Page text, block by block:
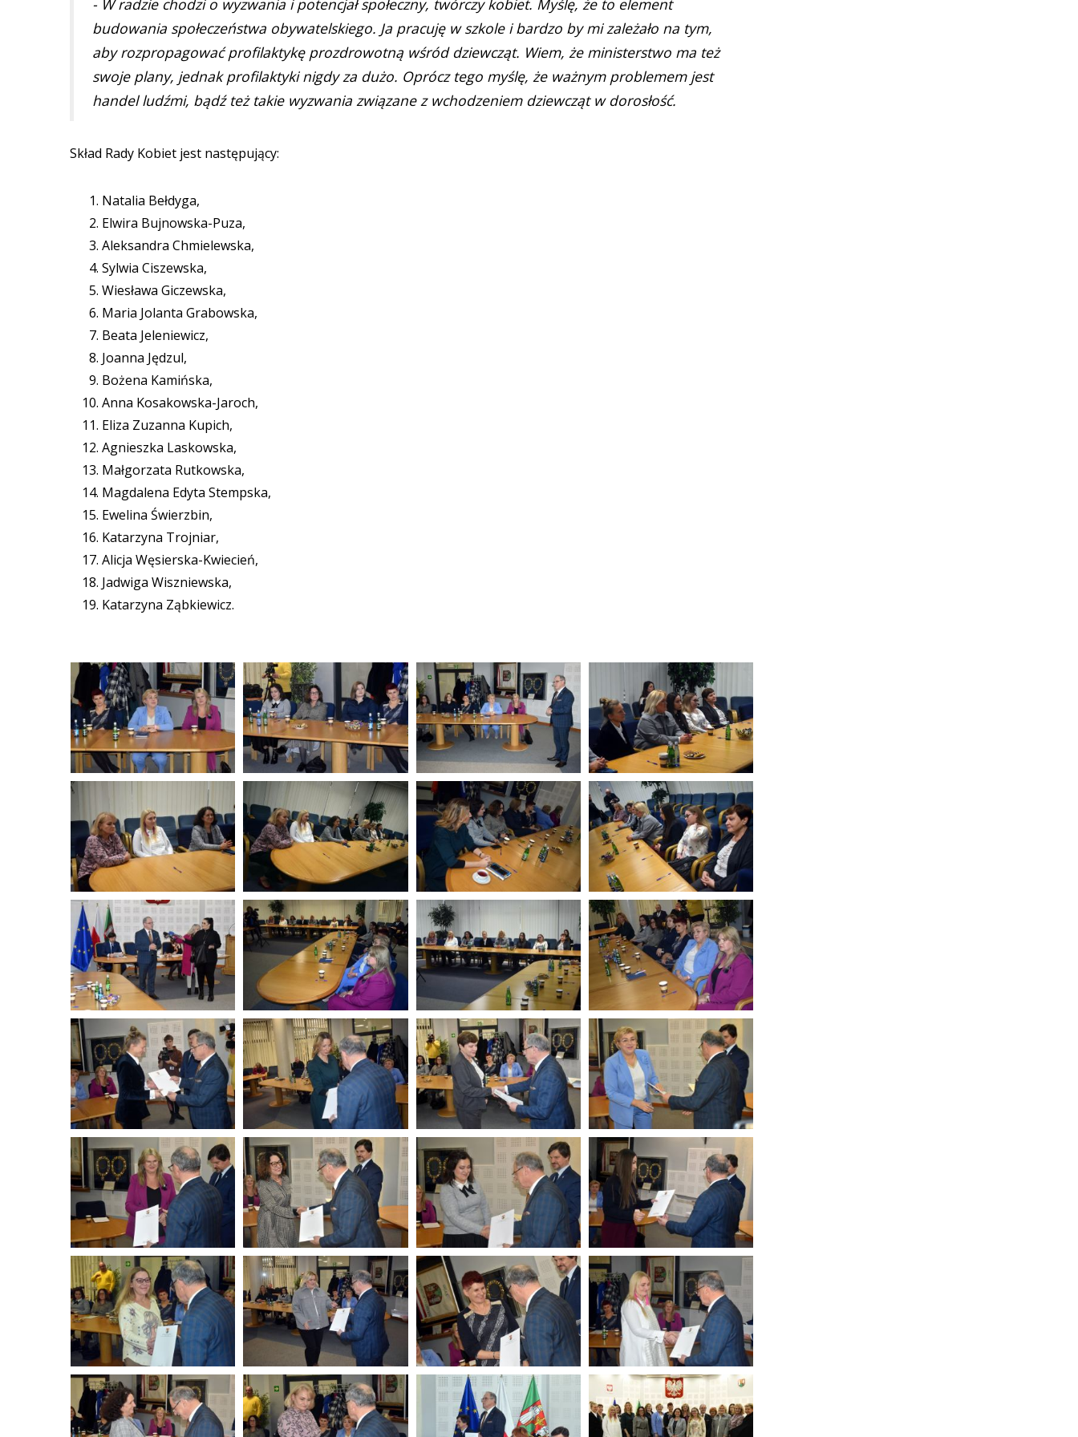
budowania społeczeństwa obywatelskiego. Ja pracuję w szkole i bardzo by mi zależało na tym,
aby rozpropagować profilaktykę prozdrowotną wśród dziewcząt. Wiem, że ministerstwo ma też
swoje plany, jednak profilaktyki nigdy za dużo. Oprócz tego myślę, że ważnym problemem jest
handel ludźmi, bądź też takie wyzwania związane z wchodzeniem dziewcząt w dorosłość.
Skład Rady Kobiet jest następujący:
Natalia Bełdyga,
Elwira Bujnowska-Puza,
Aleksandra Chmielewska,
Sylwia Ciszewska,
Wiesława Giczewska,
Maria Jolanta Grabowska,
Beata Jeleniewicz,
Joanna Jędzul,
Bożena Kamińska,
Anna Kosakowska-Jaroch,
Eliza Zuzanna Kupich,
Agnieszka Laskowska,
Małgorzata Rutkowska,
Magdalena Edyta Stempska,
Ewelina Świerzbin,
Katarzyna Trojniar,
Alicja Węsierska-Kwiecień,
Jadwiga Wiszniewska,
Katarzyna Ząbkiewicz.